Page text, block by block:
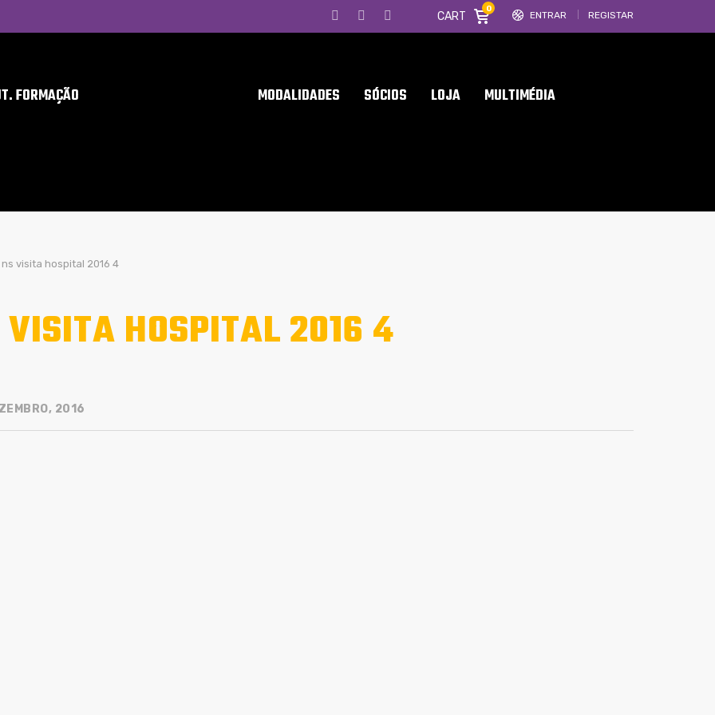
ENTRAR REGISTAR
CART
0
FORMAÇÃO MODALIDADES SÓCIOS LOJA MULTIMÉDIA
ns visita hospital 2016 4
VISITA HOSPITAL 2016 4
2016